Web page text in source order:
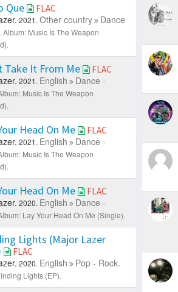
Que FLAC
2021. Other country
Dance
Album: Music Is The Weapon
Take It From Me FLAC
2021. English
Dance -
Music Is The Weapon
Head On Me FLAC
2021. English
Dance -
Music Is The Weapon
Head On Me FLAC
2020. English
Dance -
Lay Your Head On Me (Single).
Lights (Major Lazer
FLAC
2020. English Pop - Rock.
Lights (EP).